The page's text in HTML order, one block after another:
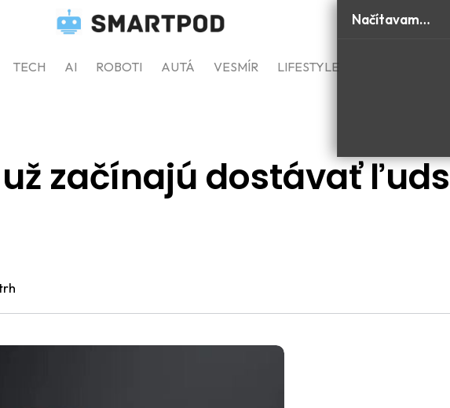
Načítavam…
TECH AI ROBOTI AUTÁ VESMÍR LIFESTYLE
už začínajú dostávať